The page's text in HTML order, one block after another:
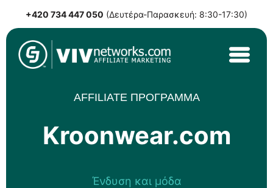
Skip
to
content
+420 734 447 050 (Δευτέρα-Παρασκευή: 8:30-17:30)
VIVnetworks.com
Nejvýkonnější affiliate síť v CEE
AFFILIATE ΠΡΟΓΡΑΜΜΑ
Kroonwear.com
Ένδυση και μόδα